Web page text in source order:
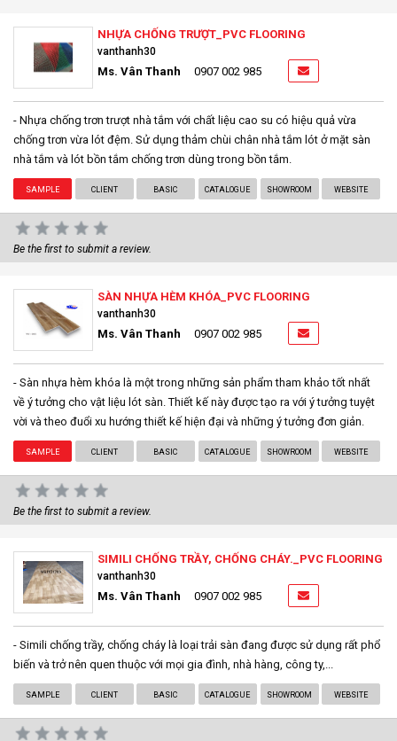
NHỰA CHỐNG TRƯỢT_PVC FLOORING
vanthanh30
Ms. Vân Thanh 0907 002 985
- Nhựa chống trơn trượt nhà tắm với chất liệu cao su có hiệu quả vừa
chống trơn vừa lót đệm. Sử dụng thảm chùi chân nhà tắm lót ở mặt sàn
nhà tắm và lót bồn tắm chống trơn dùng trong bồn tắm.
SAMPLE CLIENT BASIC CATALOGUE SHOWROOM WEBSITE
Be the first to submit a review.
SÀN NHỰA HÈM KHÓA_PVC FLOORING
vanthanh30
Ms. Vân Thanh 0907 002 985
- Sàn nhựa hèm khóa là một trong những sản phẩm tham khảo tốt nhất
về ý tưởng cho vật liệu lót sàn. Thiết kế này được tạo ra với ý tưởng tuyệt
vời và theo đuổi xu hướng thiết kế hiện đại và những ý tưởng đơn giản.
SAMPLE CLIENT BASIC CATALOGUE SHOWROOM WEBSITE
Be the first to submit a review.
SIMILI CHỐNG TRẦY, CHỐNG CHÁY._PVC FLOORING
vanthanh30
Ms. Vân Thanh 0907 002 985
- Simili chống trầy, chống cháy là loại trải sàn đang được sử dụng rất phổ
biến và trở nên quen thuộc với mọi gia đình, nhà hàng, công ty,...
SAMPLE CLIENT BASIC CATALOGUE SHOWROOM WEBSITE